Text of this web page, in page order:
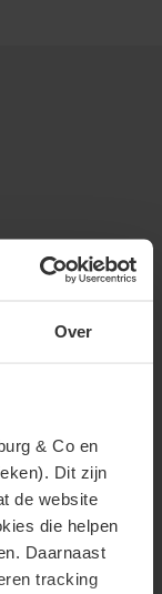
Over
& Co en
Dit zijn
de website
die helpen
Daarnaast
tracking